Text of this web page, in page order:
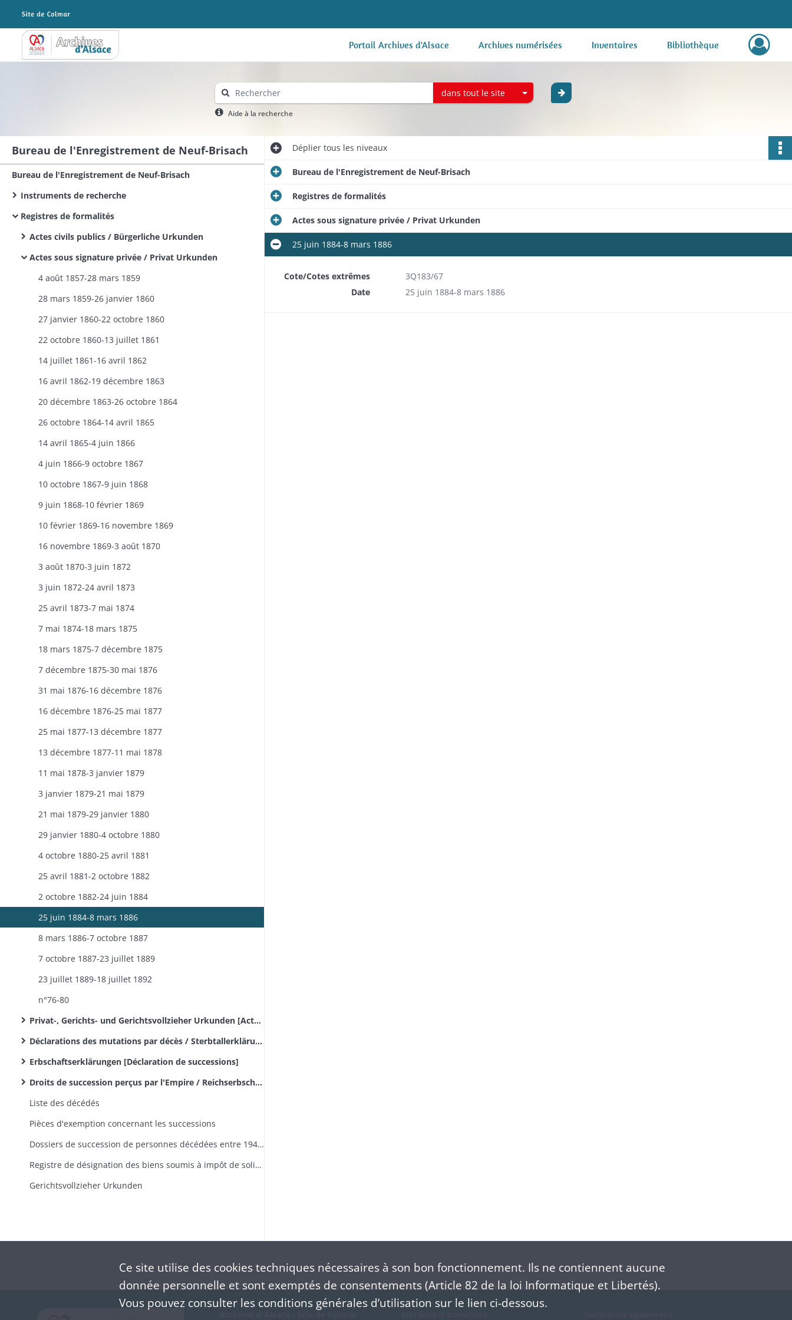
Archives Alsace - Colmar Portail Archives d'Alsace Archives numérisées Inventaires Bibliothèque
dans tout le site
Aide à la recherche
Bureau de l'Enregistrement de Neuf-Brisach
Bureau de l'Enregistrement de Neuf-Brisach
Instruments de recherche
Registres de formalités
Actes civils publics / Bürgerliche Urkunden
Actes sous signature privée / Privat Urkunden
4 août 1857-28 mars 1859
28 mars 1859-26 janvier 1860
27 janvier 1860-22 octobre 1860
22 octobre 1860-13 juillet 1861
14 juillet 1861-16 avril 1862
16 avril 1862-19 décembre 1863
20 décembre 1863-26 octobre 1864
26 octobre 1864-14 avril 1865
14 avril 1865-4 juin 1866
4 juin 1866-9 octobre 1867
10 octobre 1867-9 juin 1868
9 juin 1868-10 février 1869
10 février 1869-16 novembre 1869
16 novembre 1869-3 août 1870
3 août 1870-3 juin 1872
3 juin 1872-24 avril 1873
25 avril 1873-7 mai 1874
7 mai 1874-18 mars 1875
18 mars 1875-7 décembre 1875
7 décembre 1875-30 mai 1876
31 mai 1876-16 décembre 1876
16 décembre 1876-25 mai 1877
25 mai 1877-13 décembre 1877
13 décembre 1877-11 mai 1878
11 mai 1878-3 janvier 1879
3 janvier 1879-21 mai 1879
21 mai 1879-29 janvier 1880
29 janvier 1880-4 octobre 1880
4 octobre 1880-25 avril 1881
25 avril 1881-2 octobre 1882
2 octobre 1882-24 juin 1884
25 juin 1884-8 mars 1886
8 mars 1886-7 octobre 1887
7 octobre 1887-23 juillet 1889
23 juillet 1889-18 juillet 1892
n°76-80
Privat-, Gerichts- und Gerichtsvollzieher Urkunden [Actes des jugements des tribunaux de police correctionnelle et de simple police, des justices de paix, des conseils de prud'hommes et des conseils de discipline de la garde nationale]
Déclarations des mutations par décès / Sterbtallerklärungen
Erbschaftserklärungen [Déclaration de successions]
Droits de succession perçus par l'Empire / Reichserbschaftssteuer
Liste des décédés
Pièces d'exemption concernant les successions
Dossiers de succession de personnes décédées entre 1941 et 1944
Registre de désignation des biens soumis à impôt de solidarité nationale
Gerichtsvollzieher Urkunden
Dépliertous les niveaux
Bureau de l'Enregistrement de Neuf-Brisach
Registres de formalités
Actes sous signature privée / Privat Urkunden
25 juin 1884-8 mars 1886
Cote/Cotes extrêmes
3Q183/67
Date
25 juin 1884-8 mars 1886
Ce site utilise des cookiestechniques nécessaires à son bon fonctionnement. Ils ne contiennent aucune
donnée personnelle et sont exemptés de consentements (Article 82 de la loi Informatique et Libertés).
Vous pouvez consulter les conditions générales d’utilisation sur le lien ci-dessous.